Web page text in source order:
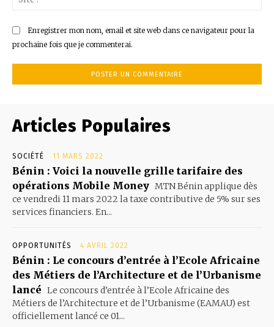
Enregistrer mon nom, email et site web dans ce navigateur pour la
prochaine fois que je commenterai.
Articles Populaires
SOCIÉTÉ 11 MARS 2022
Bénin : Voici la nouvelle grille tarifaire des
opérations Mobile Money MTN Bénin applique dès
ce vendredi 11 mars 2022 la taxe contributive de 5% sur ses
services financiers. En...
OPPORTUNITÉS 4 AVRIL 2022
Bénin : Le concours d’entrée à l’Ecole Africaine
des Métiers de l’Architecture et de l’Urbanisme
lancé Le concours d’entrée à l’Ecole Africaine des
Métiers de l’Architecture et de l’Urbanisme (EAMAU) est
officiellement lancé ce 01...